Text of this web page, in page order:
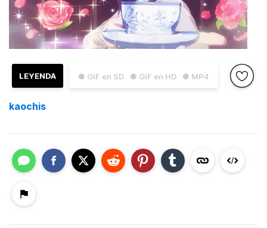
● GIF en SD ● GIF en HD ● MP4
LEYENDA
kaochis